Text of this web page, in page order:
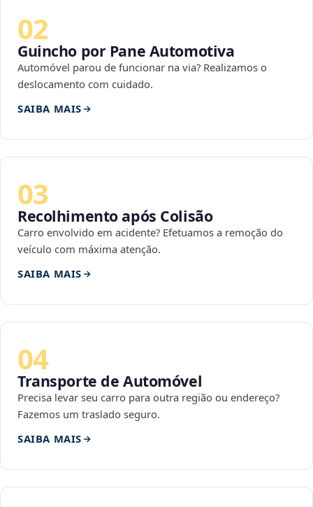
02
Guincho por Pane Automotiva
Automóvel parou de funcionar na via? Realizamos o
deslocamento com cuidado.
SAIBA MAIS
03
Recolhimento após Colisão
Carro envolvido em acidente? Efetuamos a remoção do
veículo com máxima atenção.
SAIBA MAIS
04
Transporte de Automóvel
Precisa levar seu carro para outra região ou endereço?
Fazemos um traslado seguro.
SAIBA MAIS